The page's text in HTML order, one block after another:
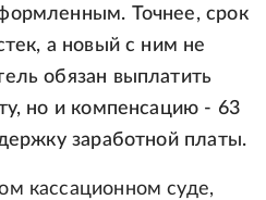
Точнее, срок
а новый с ним не
обязан выплатить
но и компенсацию - 63
заработной платы.
кассационном суде,